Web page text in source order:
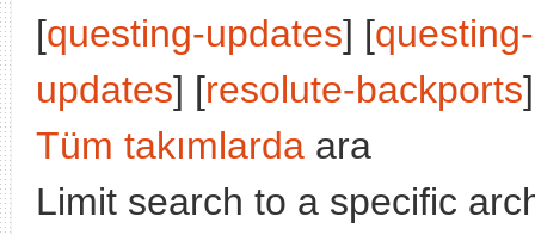
[questing-updates] [
updates] [resolute-backports
Tüm takımlarda ara
Limit search to a specific